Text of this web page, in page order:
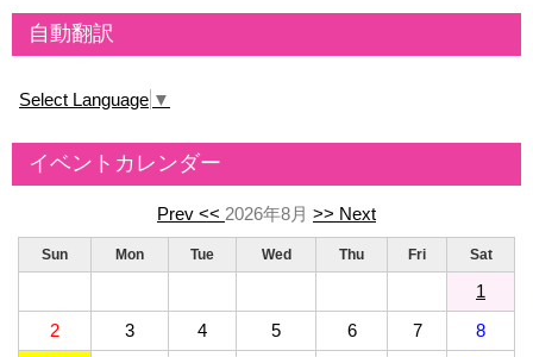
自動翻訳
Select Language ▼
イベントカレンダー
Prev << 2026年8月 >> Next
Sun Mon Tue Wed Thu Fri Sat
1
2
3 4 5 6 7
8